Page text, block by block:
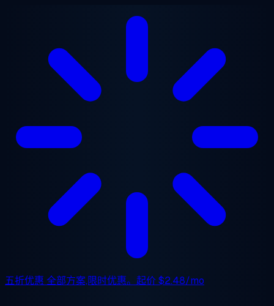
五折优惠 全部方案,限时优惠。起价$2.48/mo